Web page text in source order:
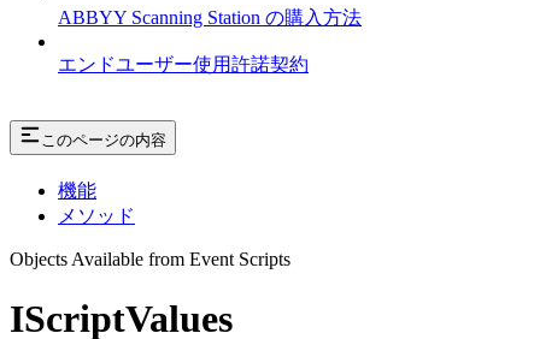
ABBYY Scanning Station の購入方法
エンドユーザー使用許諾契約
このページの内容
機能
メソッド
Objects Available from Event Scripts
IScriptValues